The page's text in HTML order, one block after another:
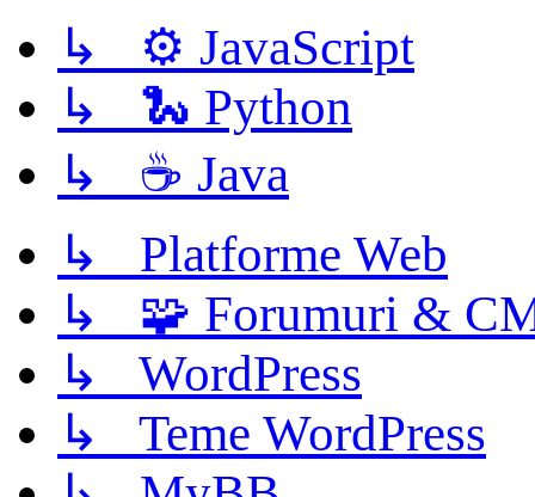
↳ ⚙️ JavaScript
↳ 🐍 Python
↳ ☕ Java
↳ Platforme Web
↳ 🧩 Forumuri &
↳ WordPress
↳ Teme WordPress